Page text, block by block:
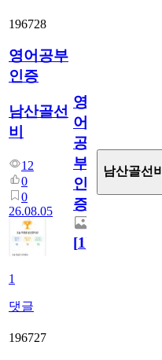
196728
영어공부
인증
남산골선
비
12
0
0
26.08.05
1
댓글
영
어
공
부
인
증
[1]
남산골선비
196727